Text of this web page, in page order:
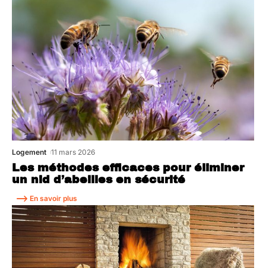
Les méthodes efficaces pour éliminer
un nid d’abeilles en sécurité
Logement 11 mars 2026
En savoir plus